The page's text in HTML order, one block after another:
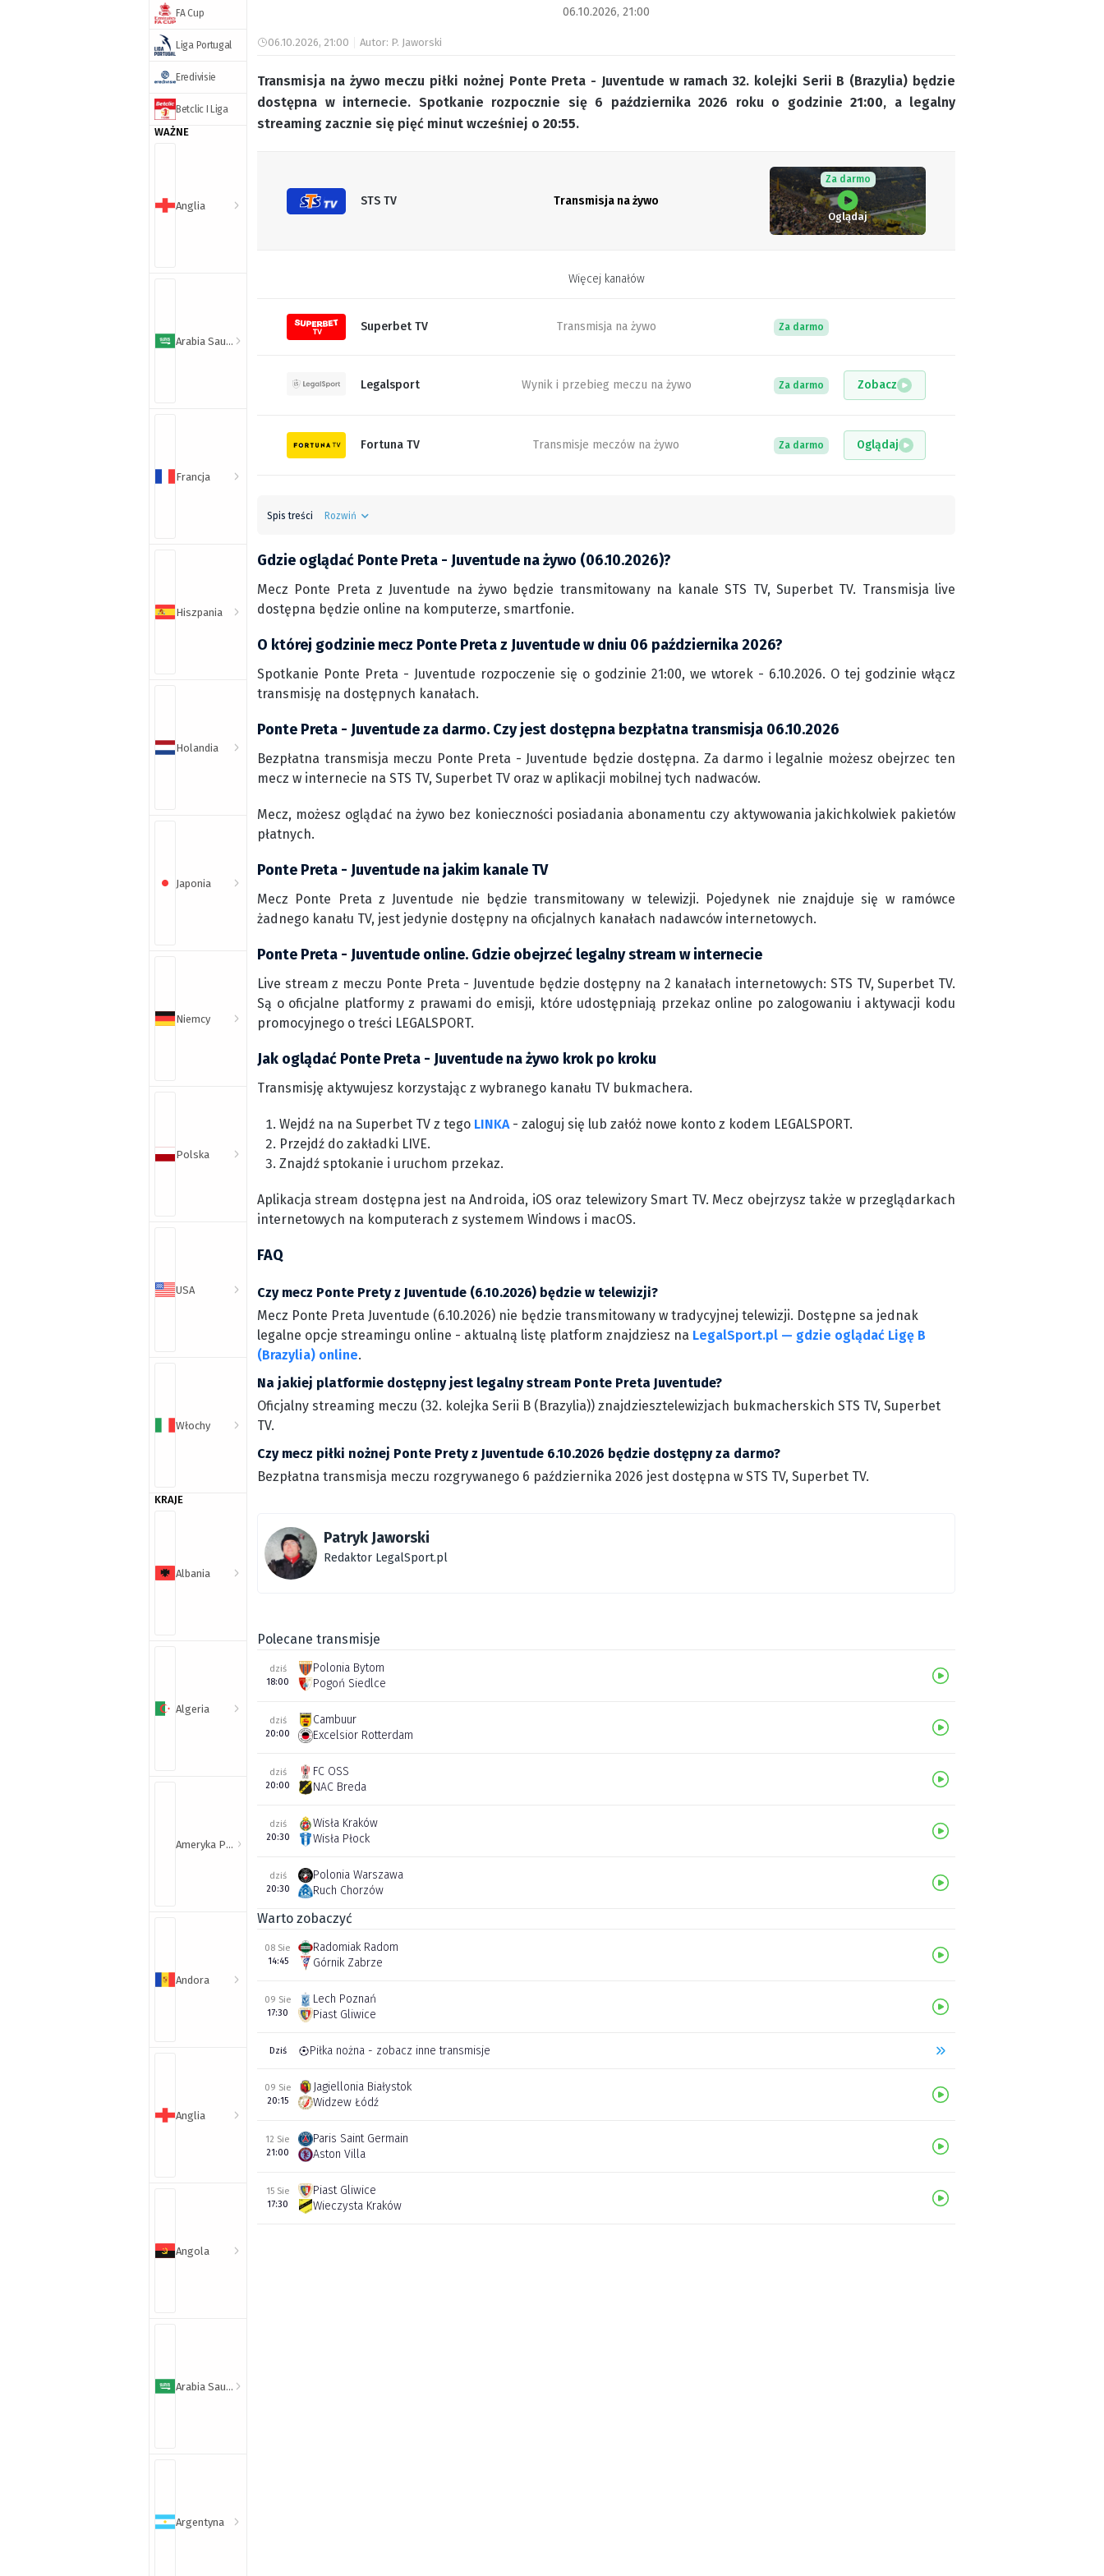
FA Cup
Liga Portugal
Eredivisie
Betclic I Liga
WAŻNE
Anglia
Arabia Saudyjska
Francja
Hiszpania
Holandia
Japonia
Niemcy
Polska
USA
Włochy
KRAJE
Albania
Algeria
Ameryka Północna i Południowa
Andora
Anglia
Angola
Arabia Saudyjska
Argentyna
06.10.2026, 21:00
06.10.2026, 21:00 Autor: P. Jaworski
Transmisja na żywo meczu piłki nożnej Ponte Preta - Juventude w ramach 32. kolejki Serii B (Brazylia) będzie
dostępna w internecie. Spotkanie rozpocznie się 6 października 2026 roku o godzinie 21:00, a legalny
streaming zacznie się pięć minut wcześniej o 20:55.
STS TV Transmisja na żywo
Za darmo
Oglądaj
Więcej kanałów
Superbet TV Transmisja na żywo Za darmo
Legalsport Wynik i przebieg meczu na żywo Za darmo Zobacz
Fortuna TV Transmisje meczów na żywo Za darmo Oglądaj
Spis treści Rozwiń
Gdzie oglądać Ponte Preta - Juventude na żywo (06.10.2026)?
Mecz Ponte Preta z Juventude na żywo będzie transmitowany na kanale STS TV, Superbet TV. Transmisja live
dostępna będzie online na komputerze, smartfonie.
O której godzinie mecz Ponte Preta z Juventude w dniu 06 października 2026?
Spotkanie Ponte Preta - Juventude rozpoczenie się o godzinie 21:00, we wtorek - 6.10.2026. O tej godzinie włącz
transmisję na dostępnych kanałach.
Ponte Preta - Juventude za darmo. Czy jest dostępna bezpłatna transmisja 06.10.2026
Bezpłatna transmisja meczu Ponte Preta - Juventude będzie dostępna. Za darmo i legalnie możesz obejrzec ten
mecz w internecie na STS TV, Superbet TV oraz w aplikacji mobilnej tych nadwaców.
Mecz, możesz oglądać na żywo bez konieczności posiadania abonamentu czy aktywowania jakichkolwiek pakietów
płatnych.
Ponte Preta - Juventude na jakim kanale TV
Mecz Ponte Preta z Juventude nie będzie transmitowany w telewizji. Pojedynek nie znajduje się w ramówce
żadnego kanału TV, jest jedynie dostępny na oficjalnych kanałach nadawców internetowych.
Ponte Preta - Juventude online. Gdzie obejrzeć legalny stream w internecie
Live stream z meczu Ponte Preta - Juventude będzie dostępny na 2 kanałach internetowych: STS TV, Superbet TV.
Są o oficjalne platformy z prawami do emisji, które udostępniają przekaz online po zalogowaniu i aktywacji kodu
promocyjnego o treści LEGALSPORT.
Jak oglądać Ponte Preta - Juventude na żywo krok po kroku
Transmisję aktywujesz korzystając z wybranego kanału TV bukmachera.
Wejdź na na Superbet TV z tego LINKA- zaloguj się lub załóż nowe konto z kodem LEGALSPORT.
Przejdź do zakładki LIVE.
Znajdź sptokanie i uruchom przekaz.
Aplikacja stream dostępna jest na Androida, iOS oraz telewizory Smart TV. Mecz obejrzysz także w przeglądarkach
internetowych na komputerach z systemem Windows i macOS.
FAQ
Czy mecz Ponte Prety z Juventude (6.10.2026) będzie w telewizji?
Mecz Ponte Preta Juventude (6.10.2026) nie będzie transmitowany w tradycyjnej telewizji. Dostępne sa jednak
legalne opcje streamingu online - aktualną listę platform znajdziesz na LegalSport.pl — gdzie oglądać Ligę B
(Brazylia) online.
Na jakiej platformie dostępny jest legalny stream Ponte Preta Juventude?
Oficjalny streaming meczu (32. kolejka Serii B (Brazylia)) znajdziesztelewizjach bukmacherskich STS TV, Superbet
TV.
Czy mecz piłki nożnej Ponte Prety z Juventude 6.10.2026 będzie dostępny za darmo?
Bezpłatna transmisja meczu rozgrywanego 6 października 2026 jest dostępna w STS TV, Superbet TV.
Patryk Jaworski
Redaktor LegalSport.pl
Polecane transmisje
dziś
18:00
Polonia Bytom
Pogoń Siedlce
dziś
20:00
Cambuur
Excelsior Rotterdam
dziś
20:00
FC OSS
NAC Breda
dziś
20:30
Wisła Kraków
Wisła Płock
dziś
20:30
Polonia Warszawa
Ruch Chorzów
Warto zobaczyć
08 Sie
14:45
Radomiak Radom
Górnik Zabrze
09 Sie
17:30
Lech Poznań
Piast Gliwice
Dziś Piłka nożna - zobacz inne transmisje
09 Sie
20:15
Jagiellonia Białystok
Widzew Łódź
12 Sie
21:00
Paris Saint Germain
Aston Villa
15 Sie
17:30
Piast Gliwice
Wieczysta Kraków